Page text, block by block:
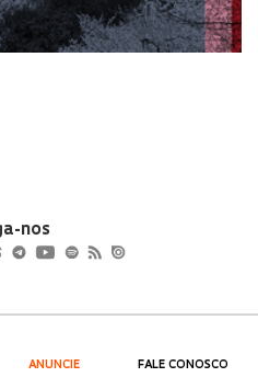
nos
ANUNCIE FALE CONOSCO